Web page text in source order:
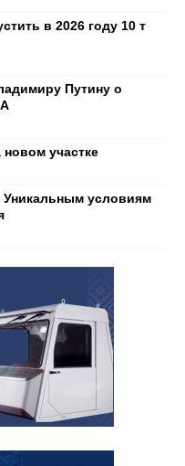
в 2026 году 10 т
Путину о
новом участке
Уникальным условиям